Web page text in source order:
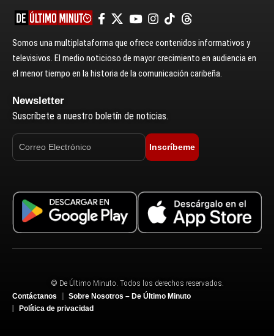
Somos una multiplataforma que ofrece contenidos informativos y
televisivos. El medio noticioso de mayor crecimiento en audiencia en
el menor tiempo en la historia de la comunicación caribeña.
Newsletter
Suscríbete a nuestro boletín de noticias.
Inscríbeme
© De Último Minuto. Todos los derechos reservados.
Contáctanos
Sobre Nosotros – De Último Minuto
Política de privacidad